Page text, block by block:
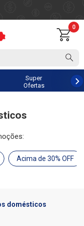
0
Super
Ofertas
Acima de 30% OFF
domésticos